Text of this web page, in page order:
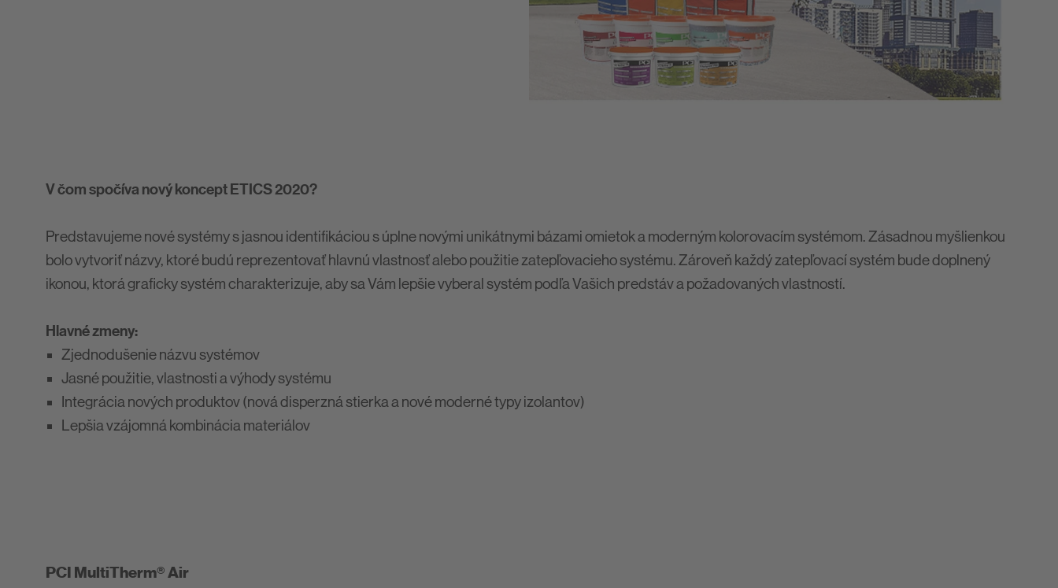
V čom spočíva nový koncept ETICS 2020?
Predstavujeme nové systémy s jasnou identifikáciou s úplne novými unikátnymi bázami omietok a moderným kolorovacím systémom. Zásadnou myšlienkou
bolo vytvoriť názvy, ktoré budú reprezentovať hlavnú vlastnosť alebo použitie zatepľovacieho systému. Zároveň každý zatepľovací systém bude doplnený
ikonou, ktorá graficky systém charakterizuje, aby sa Vám lepšie vyberal systém podľa Vašich predstáv a požadovaných vlastností.
Hlavné zmeny:
Zjednodušenie názvu systémov
Jasné použitie, vlastnosti a výhody systému
Integrácia nových produktov (nová disperzná stierka a nové moderné typy izolantov)
Lepšia vzájomná kombinácia materiálov
PCI MultiTherm® Air